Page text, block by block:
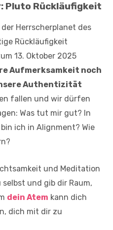
Pluto Rückläufigkeit
der Herrscherplanet des
Rückläufigkeit
13. Oktober 2025
Aufmerksamkeit noch
Authentizität
fallen und wir dürfen
Was tut mir gut? In
ich in Alignment? Wie
und Meditation
selbst und gib dir Raum,
dein Atem kann dich
dich mit dir zu